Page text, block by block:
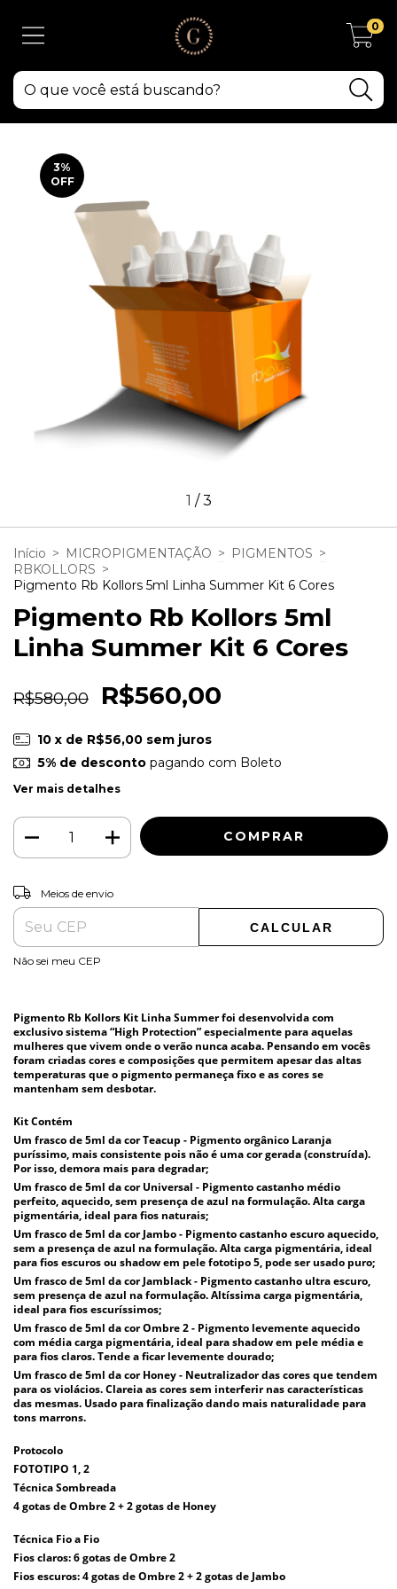
0
3%
OFF
1 /3
Início > MICROPIGMENTAÇÃO > PIGMENTOS >
RBKOLLORS >
Pigmento Rb Kollors 5ml Linha Summer Kit 6 Cores
Pigmento Rb Kollors 5ml
Linha Summer Kit 6 Cores
R$580,00 R$560,00
10 x de R$56,00 sem juros
5% de descontopagando com Boleto
Ver mais detalhes
Entregas para o CEP:
Meios de envio
CALCULAR
Não sei meu CEP
Pigmento Rb Kollors Kit Linha Summerfoi desenvolvida com
exclusivo sistema “High Protection” especialmente para aquelas
mulheres que vivem onde o verão nunca acaba. Pensando em vocês
foram criadas cores e composições que permitem apesar das altas
temperaturas que o pigmento permaneça fixo e as cores se
mantenham sem desbotar.
Kit Contém
Um frasco de 5ml da cor Teacup - Pigmento orgânico Laranja
puríssimo, mais consistente pois não é uma cor gerada (construída).
Por isso, demora mais para degradar;
Um frasco de 5ml da cor Universal - Pigmento castanho médio
perfeito, aquecido, sem presença de azul na formulação. Alta carga
pigmentária, ideal para fios naturais;
Um frasco de 5ml da cor Jambo - Pigmento castanho escuro aquecido,
sem a presença de azul na formulação. Alta carga pigmentária, ideal
para fios escuros ou shadow em pele fototipo 5, pode ser usado puro;
Um frasco de 5ml da cor Jamblack - Pigmento castanho ultra escuro,
sem presença de azul na formulação. Altíssima carga pigmentária,
ideal para fios escuríssimos;
Um frasco de 5ml da cor Ombre 2 - Pigmento levemente aquecido
com média carga pigmentária, ideal para shadow em pele média e
para fios claros. Tende a ficar levemente dourado;
Um frasco de 5ml da cor Honey - Neutralizador das cores que tendem
para os violácios. Clareia as cores sem interferir nas características
das mesmas. Usado para finalização dando mais naturalidade para
tons marrons.
Protocolo
FOTOTIPO 1, 2
Técnica Sombreada
4 gotas de Ombre 2 + 2 gotas de Honey
Técnica Fio a Fio
Fios claros: 6 gotas de Ombre 2
Fios escuros: 4 gotas de Ombre 2 + 2 gotas de Jambo